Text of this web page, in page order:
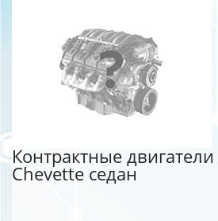
Контрактные
Chevette седан